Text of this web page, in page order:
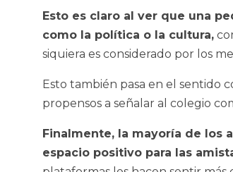
Esto es claro al ver que una
como la política o la cultura,
siquiera es considerado por los
Esto también pasa en el sentido
propensos a señalar al colegio
Finalmente, la mayoría de los
espacio positivo para las